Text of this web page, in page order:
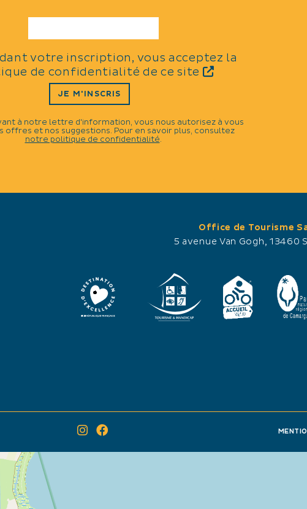
THÈMES
Loisirs créatifs
Gastronomie
Itinéraire vers
votre inscription, vous acceptez la
de confidentialité de ce site
JE M'INSCRIS
à notre lettre d'information, vous nous autorisez à vous
offres et nos suggestions. Pour en savoir plus, consultez
notre politique de confidentialité.
Office de Tourisme
5 avenue Van Gogh,